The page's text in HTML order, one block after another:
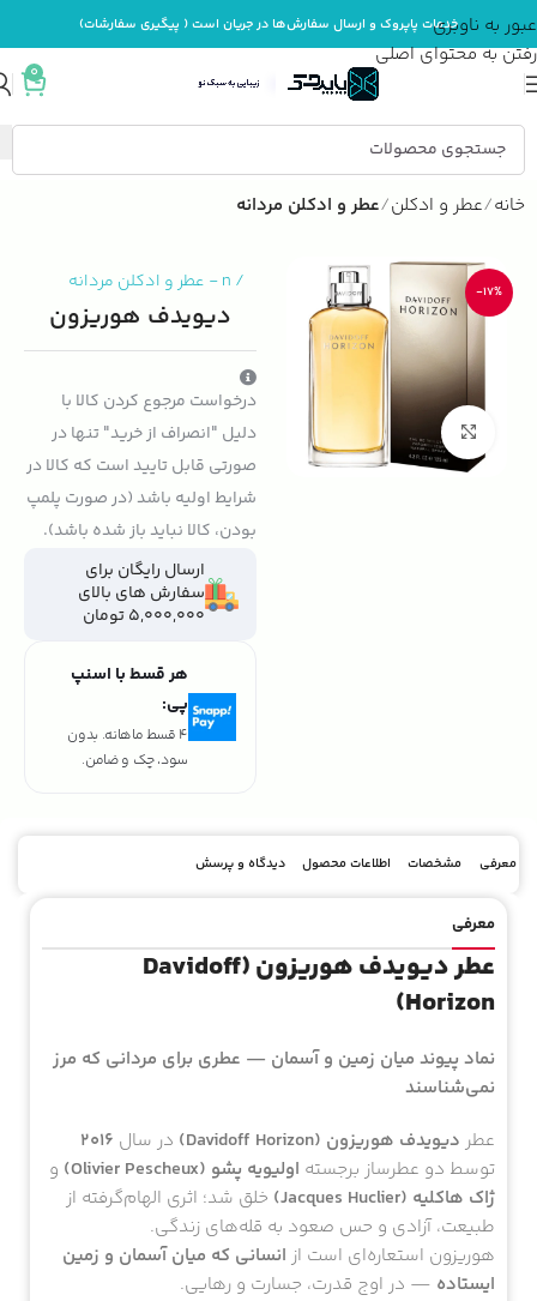
عبور به ناوبری
رفتن به محتوای اصلی
خدمات پاپروک و ارسال سفارش‌ها در جریان است ( پیگیری سفارشات)
0
خانه عطر و ادکلن عطر و ادکلن مردانه
-17%
بزرگنمایی تصویر
/
n
- عطر و ادکلن مردانه
دیویدف هوریزون
درخواست مرجوع کردن کالا با
دلیل "انصراف از خرید" تنها در
صورتی قابل تایید است که کالا در
شرایط اولیه باشد (در صورت پلمپ
بودن، کالا نباید باز شده باشد).
ارسال رایگان برای
سفارش های بالای
5,000,000 تومان
هر قسط با اسنپ
پی:
۴٬۳۵۰٬۰۰۰
4 قسط ماهانه. بدون
معرفی
نماد پیوند میان زمین و آسمان — عطری برای مردانی که مرز
عطردیویدف هوریزون (Davidoff Horizon) در سال۲۰۱۶
توسط دو عطرساز برجستهاولیویه پشو (Olivier Pescheux)
ژاک هاکلیه (Jacques Huclier)
خلق شد؛ اثری الهام‌گرفته از
طبیعت، آزادی و حس صعود به قله‌های زندگی.
هوریزون استعاره‌ای است ازانسانی که میان آسمان و زمین